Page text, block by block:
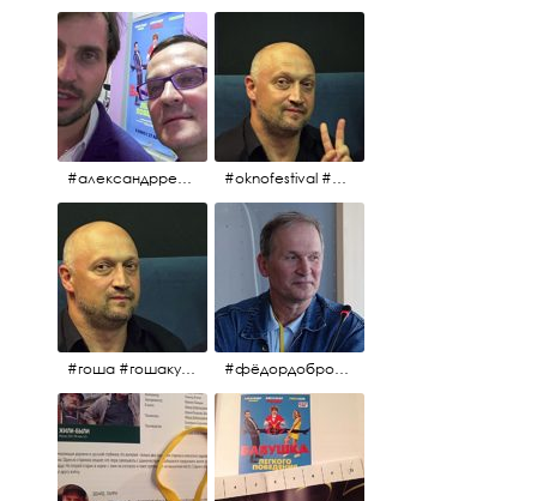
#александрревва #ревва #артурпирожков #бабушкалегкогоповедения @arthurpirozhkov #oknofestival #gosha #гошакуценко
#гоша #гошакуценко #oknofestival #фёдордобронравов #кино #хорошеекино #жилибыли